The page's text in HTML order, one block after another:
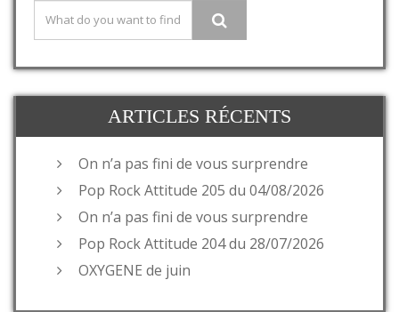
ARTICLES RÉCENTS
On n’a pas fini de vous surprendre
Pop Rock Attitude 205 du 04/08/2026
On n’a pas fini de vous surprendre
Pop Rock Attitude 204 du 28/07/2026
OXYGENE de juin